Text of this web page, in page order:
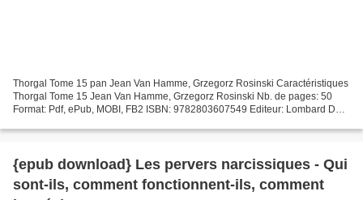
Thorgal Tome 15 pan Jean Van Hamme, Grzegorz Rosinski Caractéristiques
Thorgal Tome 15 Jean Van Hamme, Grzegorz Rosinski Nb. de pages: 50
Format: Pdf, ePub, MOBI, FB2 ISBN: 9782803607549 Editeur: Lombard Date
{epub download} Les pervers narcissiques - Qui
sont-ils, comment fonctionnent-ils, comment